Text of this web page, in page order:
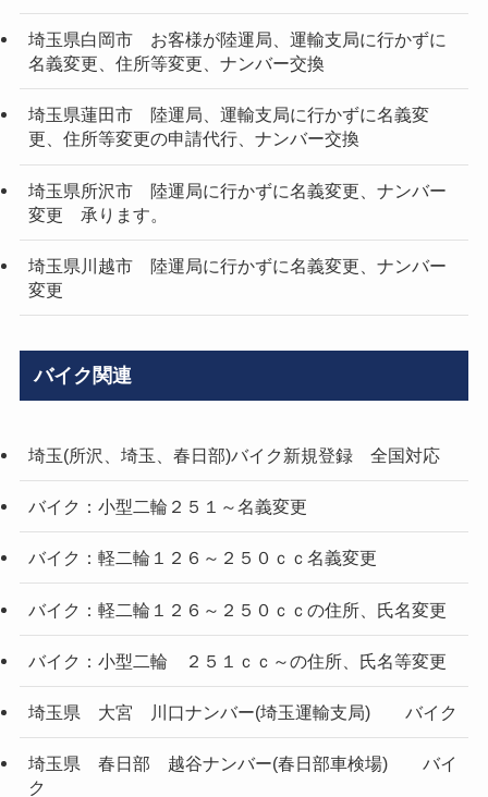
埼玉県白岡市 お客様が陸運局、運輸支局に行かずに
名義変更、住所等変更、ナンバー交換
埼玉県蓮田市 陸運局、運輸支局に行かずに名義変
更、住所等変更の申請代行、ナンバー交換
埼玉県所沢市 陸運局に行かずに名義変更、ナンバー
変更 承ります。
埼玉県川越市 陸運局に行かずに名義変更、ナンバー
変更
バイク関連
埼玉(所沢、埼玉、春日部)バイク新規登録 全国対応
バイク：小型二輪２５１～名義変更
バイク：軽二輪１２６～２５０ｃｃ名義変更
バイク：軽二輪１２６～２５０ｃｃの住所、氏名変更
バイク：小型二輪 ２５１ｃｃ～の住所、氏名等変更
埼玉県 大宮 川口ナンバー(埼玉運輸支局) バイク
埼玉県 春日部 越谷ナンバー(春日部車検場) バイ
ク